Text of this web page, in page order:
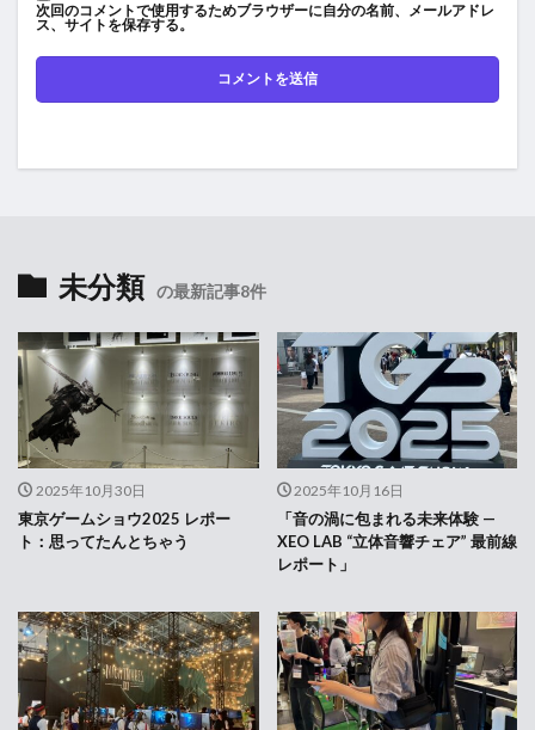
次回のコメントで使用するためブラウザーに自分の名前、メールアドレ
ス、サイトを保存する。
未分類 の最新記事8件
2025年10月30日
東京ゲームショウ2025 レポー
ト：思ってたんとちゃう
2025年10月16日
「音の渦に包まれる未来体験 —
XEO LAB “立体音響チェア” 最前線
レポート」